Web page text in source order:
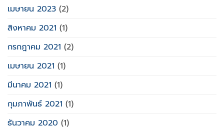
เมษายน 2023 (2)
สิงหาคม 2021 (1)
กรกฎาคม 2021 (2)
เมษายน 2021 (1)
มีนาคม 2021 (1)
กุมภาพันธ์ 2021 (1)
ธันวาคม 2020 (1)